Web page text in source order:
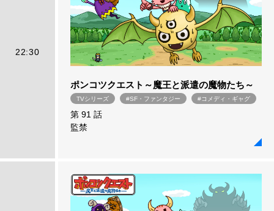
22:30
ポンコツクエスト～魔王と派遣の魔物たち～
TVシリーズ #SF・ファンタジー #コメディ・ギャグ
第 91 話
監禁